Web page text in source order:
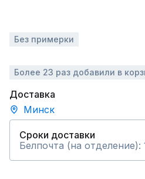
Без примерки
Более 23 раз добавили в
Доставка
Минск
Сроки доставки
Белпочта (на отделение):